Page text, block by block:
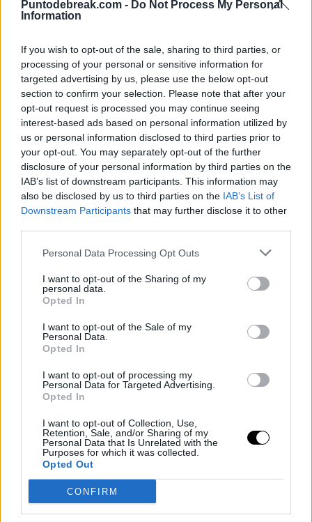
Puntodebreak.com - Do Not Process My Personal
Information
If you wish to opt-out of the sale, sharing to third parties, or
processing of your personal or sensitive information for
targeted advertising by us, please use the below opt-out
section to confirm your selection. Please note that after your
opt-out request is processed you may continue seeing
interest-based ads based on personal information utilized by
us or personal information disclosed to third parties prior to
your opt-out. You may separately opt-out of the further
disclosure of your personal information by third parties on the
IAB’s list of downstream participants. This information may
also be disclosed by us to third parties on the IAB’s List of
Downstream Participants that may further disclose it to other
Personal Data Processing Opt Outs
I want to opt-out of the Sharing of my
personal data.
Opted In
I want to opt-out of the Sale of my
Personal Data.
Opted In
I want to opt-out of processing my
Personal Data for Targeted Advertising.
Opted In
I want to opt-out of Collection, Use,
Retention, Sale, and/or Sharing of my
Personal Data that Is Unrelated with the
Purposes for which it was collected.
Opted Out
CONFIRM
cita con Tiafoe en semis de
Pedro de Pablos- 27 feb 2026
ANDREY RUBLEV
ATP Hong Kong 2026. Rublev
remonta a Wu y comienza el año
con victoria, igual que Musetti con
Etcheverry
Andrés Tomás Rico- 7 ene 2026
STAN WAWRINKAATP SHANGHÁI 2025
Wawrinka, invitación de lujo para el
Masters 1000 de Shanghái
ATPWU YIBING